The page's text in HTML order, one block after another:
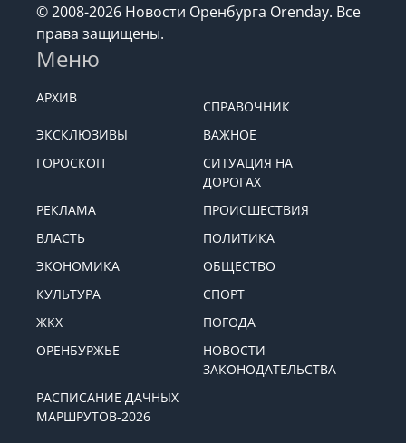
© 2008-2026 Новости Оренбурга Orenday. Все
права защищены.
Меню
АРХИВ
СПРАВОЧНИК
ЭКСКЛЮЗИВЫ
ВАЖНОЕ
ГОРОСКОП
СИТУАЦИЯ НА
ДОРОГАХ
РЕКЛАМА
ПРОИСШЕСТВИЯ
ВЛАСТЬ
ПОЛИТИКА
ЭКОНОМИКА
ОБЩЕСТВО
КУЛЬТУРА
СПОРТ
ЖКХ
ПОГОДА
ОРЕНБУРЖЬЕ
НОВОСТИ
ЗАКОНОДАТЕЛЬСТВА
РАСПИСАНИЕ ДАЧНЫХ
МАРШРУТОВ-2026